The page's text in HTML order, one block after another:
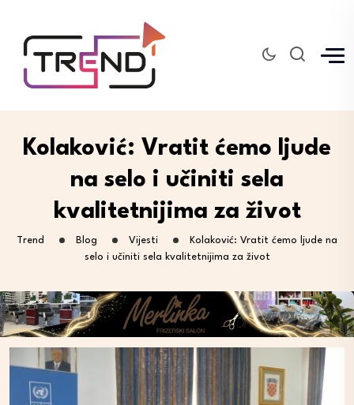
Kolaković: Vratit ćemo ljude
na selo i učiniti sela
kvalitetnijima za život
Trend Blog Vijesti
Kolaković: Vratit ćemo ljude na
selo i učiniti sela kvalitetnijima za život